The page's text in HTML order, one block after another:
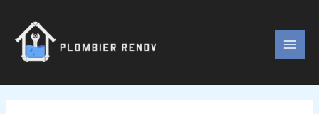
contenu
articles